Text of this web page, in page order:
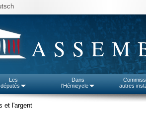
Les
députés
Dans
l'Hémicycle
autres
et l'argent